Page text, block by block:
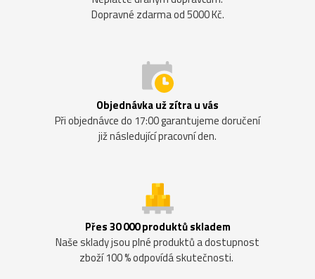
Dopravné zdarma od 5000 Kč.
Objednávka už zítra u vás
Při objednávce do 17:00 garantujeme doručení
již následující pracovní den.
Přes 30 000 produktů skladem
Naše sklady jsou plné produktů a dostupnost
zboží 100 % odpovídá skutečnosti.